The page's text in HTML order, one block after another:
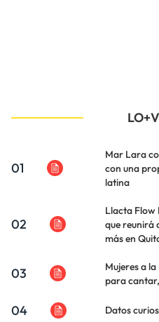
01
Mar Lara
con una
latina
02
Llacta Flow
que reunirá
más en
03
Mujeres a
para
04 Datos